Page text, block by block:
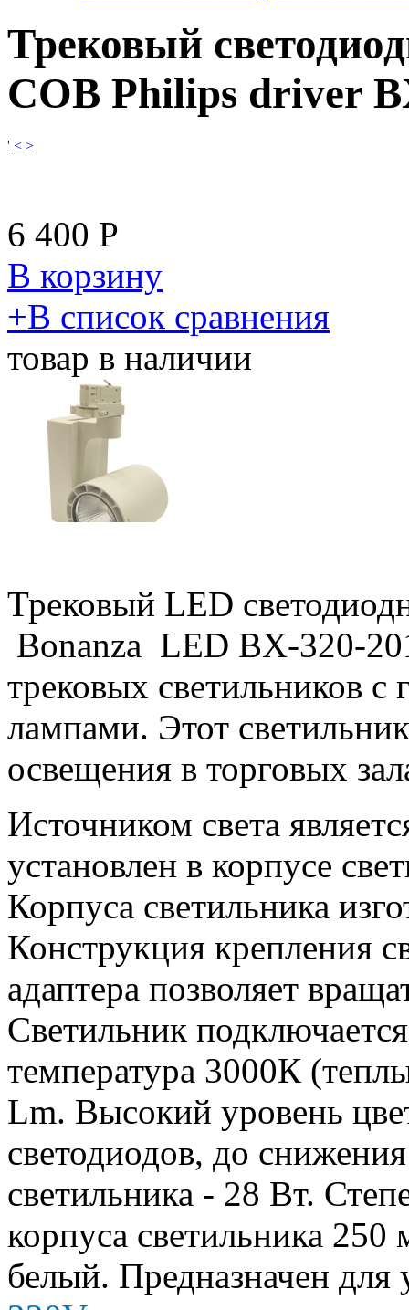
Трековый
COB Philips driver
' < >
6 400 Р
В корзину
​+В список сравнения
товар в наличии
Трековый LED
Bonanza LED BX-320-
трековых светильников
лампами. Этот
освещения в торговых
Источником света
установлен в корпусе
Корпуса светильника
Конструкция крепления
адаптера позволяет
Светильник
температура 3000К
Lm. Высокий уровень
светодиодов, до
светильника - 28 Вт.
корпуса светильника
белый. Предназначен